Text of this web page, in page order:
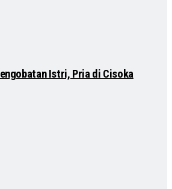
Istri, Pria di Cisoka